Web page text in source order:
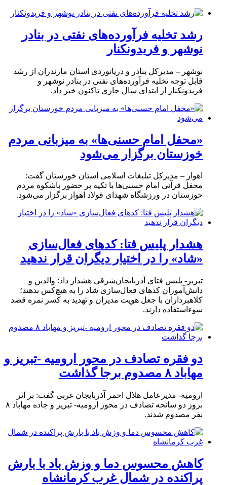
رشد تخلیه فرآورده‌های نفتی در بنادر
نوشهر و فریدونکنار
نوشهر – مدیرکل بنادر و دریانوردی استان مازندران از رشد
قابل توجه تخلیه فرآورده‌های نفتی در بنادر نوشهر و
فریدونکنار از ابتدای سال جاری تاکنون خبر داد.
«محفل امام حسنی‌ها» به میزبانی مردم
خوزستان برگزار می‌شود
اهواز – مدیرکل تبلیغات اسلامی استان خوزستان گفت:
محفل قرآنی امام حسنی‌ها با تکیه بر حضور باشکوه مردم
خوزستان در ورزشگاه شهدای فولاد اهواز برگزار می‌شود.
هشدار پلیس فتا: کدهای فعال‌سازی
«شاد» را در اختیار دیگران قرار ندهید
تبریز- پلیس فتای آذربایجان‌شرقی هشدار داد: والدین و
دانش‌آموزان کدهای فعال‌سازی شاد را به هیچ‌کس ندهند؛
کلاهبرداران با جعل هویت مدیران و تهدید به کسر نمره قصد
سوءاستفاده دارند.
دو فقره تصادف در محور ارومیه -تبریز و
مهاباد ۸ مصدوم برجا گذاشت
ارومیه- مدیرعامل هلال احمر آذربایجان غربی گفت: بر اثر
بروز دو سانحه تصادف در محور ارومیه- تبریز و جاده مهاباد ۸
نفر مصدوم شدند.
کاهش محسوس دما و وزش باد با بارش
پراکنده در شمال غرب کرمانشاه